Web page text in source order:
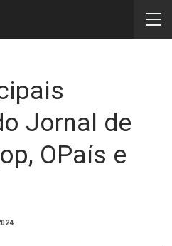
Jornal de
OPaís e